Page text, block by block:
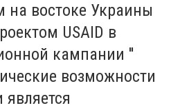
на востоке Украины
USAID в
кампании ′′
возможности